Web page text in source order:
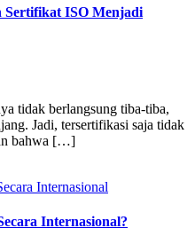
Sertifikat ISO Menjadi
tidak berlangsung tiba-tiba,
Jadi, tersertifikasi saja tidak
bahwa […]
Internasional?